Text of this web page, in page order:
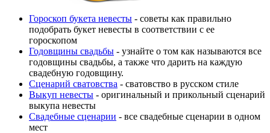
Гороскоп букета невесты - советы как правильно
подобрать букет невесты в соответствии с ее
гороскопом
Годовщины свадьбы - узнайте о том как называются все
годовщины свадьбы, а также что дарить на каждую
свадебную годовщину.
Сценарий сватовства - сватовство в русском стиле
Выкуп невесты - оригинальный и прикольный сценарий
выкупа невесты
Свадебные сценарии - все свадебные сценарии в одном
мест